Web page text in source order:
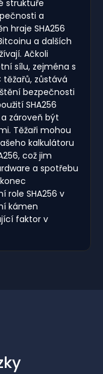
struktuře
a
hraje SHA256
a dalších
Ačkoli
sílu, zejména s
těžařů, zůstává
bezpečnosti
SHA256
zároveň být
Těžaři mohou
kalkulátoru
což jim
a spotřebu
role SHA256 v
kámen
faktor v